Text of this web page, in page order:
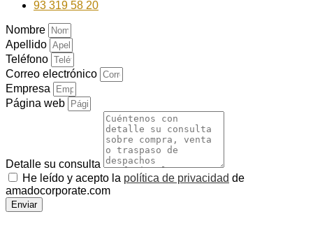
93 319 58 20
Nombre
Apellido
Teléfono
Correo electrónico
Empresa
Página web
Detalle su consulta
He leído y acepto la política de privacidad de
amadocorporate.com
Enviar